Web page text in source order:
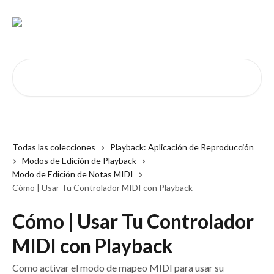
Todas las colecciones
Playback: Aplicación de Reproducción
Modos de Edición de Playback
Modo de Edición de Notas MIDI
Cómo | Usar Tu Controlador MIDI con Playback
Cómo | Usar Tu Controlador
MIDI con Playback
Como activar el modo de mapeo MIDI para usar su